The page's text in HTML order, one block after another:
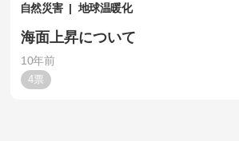
自然災害 地球温暖化
海面上昇について
10年前
4